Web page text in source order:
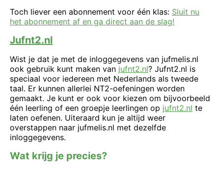
Toch liever een abonnement voor één klas: Sluit nu
het abonnement af en ga direct aan de slag!
Jufnt2.nl
Wist je dat je met de inloggegevens van jufmelis.nl
ook gebruik kunt maken van jufnt2.nl? Jufnt2.nl is
speciaal voor iedereen met Nederlands als tweede
taal. Er kunnen allerlei NT2-oefeningen worden
gemaakt. Je kunt er ook voor kiezen om bijvoorbeeld
één leerling of een groepje leerlingen op jufnt2.nl te
laten oefenen. Uiteraard kun je altijd weer
overstappen naar jufmelis.nl met dezelfde
inloggegevens.
Wat krijg je precies?